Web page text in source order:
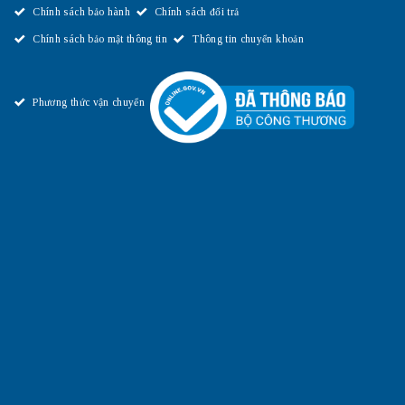
Chính sách bảo hành Chính sách đổi trả
Chính sách bảo mật thông tin Thông tin chuyển khoản
Phương thức vận chuyển